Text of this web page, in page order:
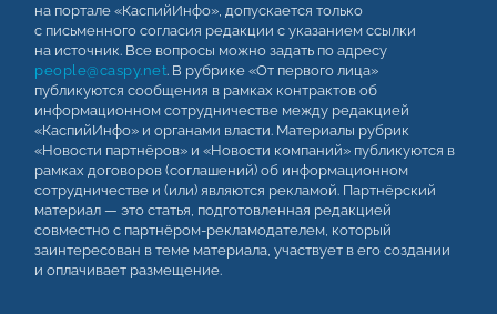
на портале «КаспийИнфо», допускается только
с письменного согласия редакции с указанием ссылки
на источник. Все вопросы можно задать по адресу
people@caspy.net. В рубрике «От первого лица»
публикуются сообщения в рамках контрактов об
информационном сотрудничестве между редакцией
«КаспийИнфо» и органами власти. Материалы рубрик
«Новости партнёров» и «Новости компаний» публикуются в
рамках договоров (соглашений) об информационном
сотрудничестве и (или) являются рекламой. Партнёрский
материал — это статья, подготовленная редакцией
совместно с партнёром-рекламодателем, который
заинтересован в теме материала, участвует в его создании
и оплачивает размещение.